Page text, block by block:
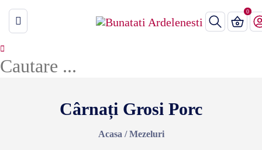
Cârnați Grosi Porc
Acasa /Mezeluri